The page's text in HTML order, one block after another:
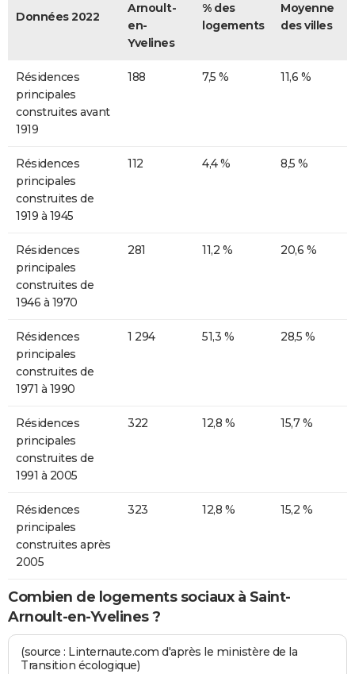
Données 2022
Arnoult-
en-
Yvelines
% des
logements
Moyenne
des villes
Résidences
principales
construites avant
1919
188 7,5 % 11,6 %
Résidences
principales
construites de
1919 à 1945
112 4,4 % 8,5 %
Résidences
principales
construites de
1946 à 1970
281 11,2 % 20,6 %
Résidences
principales
construites de
1971 à 1990
1 294 51,3 % 28,5 %
Résidences
principales
construites de
1991 à 2005
322 12,8 % 15,7 %
Résidences
principales
construites après
2005
323 12,8 % 15,2 %
Combien de logements sociaux à Saint-
Arnoult-en-Yvelines ?
(source : Linternaute.com d'après le ministère de la
Transition écologique)